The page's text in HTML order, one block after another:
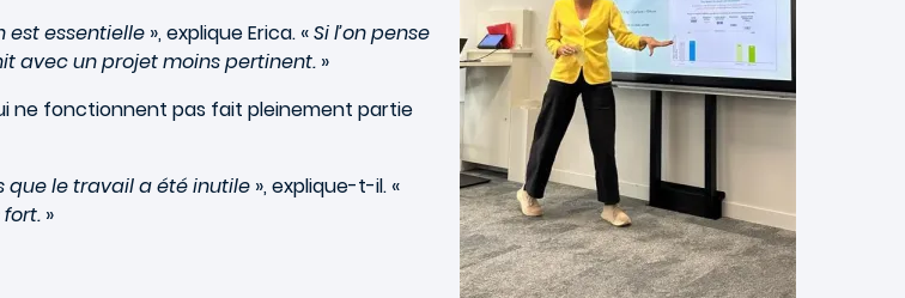
est essentielle », explique Erica. «Si l’on pense
avec un projet moins pertinent. »
ne fonctionnent pas fait pleinement partie
que le travail a été inutile », explique-t-il. «
»